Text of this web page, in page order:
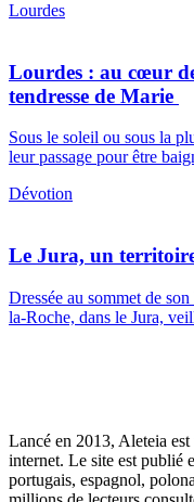
Lourdes
Lourdes : au cœur
tendresse de Marie
Sous le soleil ou sous la
leur passage pour être
Dévotion
Le Jura, un
Dressée au sommet de
la-Roche, dans le Jura,
Lancé en 2013, Aleteia
internet. Le site est publié
portugais, espagnol,